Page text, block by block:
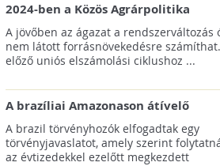
2024-ben a Közös Agrárpolitika
keretein belül az erdőtelepítési
pályázatok az elsők között nyílnak
majd meg
A jövőben az ágazat a rendszerváltozás
nem látott forrásnövekedésre
előző uniós elszámolási ciklushoz ...
A brazíliai Amazonason átívelő
autópálya robbanásszerű illegális
erdőirtást indíthat el
A brazil törvényhozók elfogadtak egy
törvényjavaslatot, amely szerint
az évtizedekkel ezelőtt megkezdett